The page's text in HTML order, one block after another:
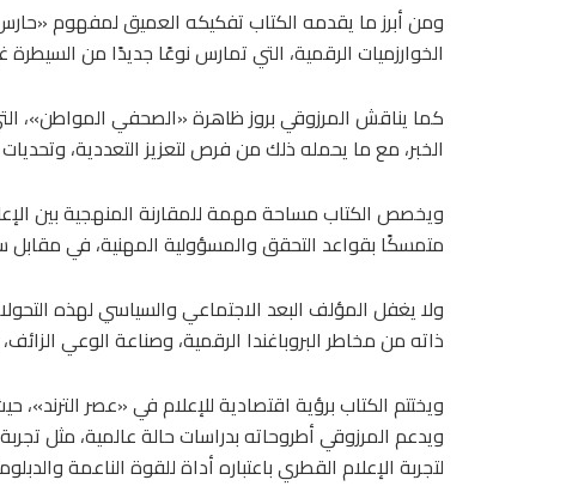
ومن أبرز ما يقدمه الكتاب تفكيكه العميق لمفهوم «حارس
الخوارزميات الرقمية، التي تمارس نوعًا جديدًا من
كما يناقش المرزوقي بروز ظاهرة «الصحفي المواطن»،
الخبر، مع ما يحمله ذلك من فرص لتعزيز التعددية،
ويخصص الكتاب مساحة مهمة للمقارنة المنهجية بين
متمسكًا بقواعد التحقق والمسؤولية المهنية، في مقابل
ولا يغفل المؤلف البعد الاجتماعي والسياسي لهذه
ذاته من مخاطر البروباغندا الرقمية، وصناعة الوعي
ويختتم الكتاب برؤية اقتصادية للإعلام في «عصر الترند»،
ويدعم المرزوقي أطروحاته بدراسات حالة عالمية، مثل
لتجربة الإعلام القطري باعتباره أداة للقوة الناعمة